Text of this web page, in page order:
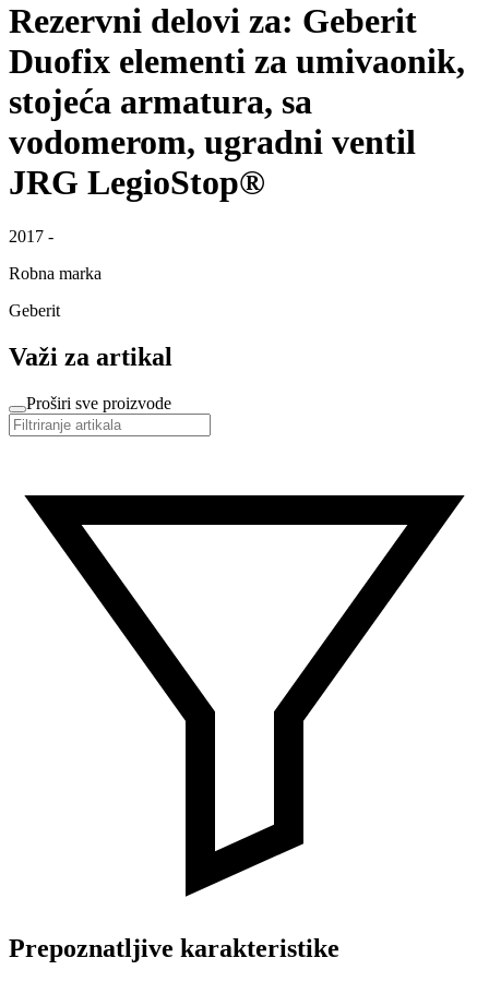
Rezervni delovi za: Geberit
Duofix elementi za umivaonik,
stojeća armatura, sa
vodomerom, ugradni ventil
JRG LegioStop®
2017 -
Robna marka
Geberit
Važi za artikal
Proširi sve proizvode
Prepoznatljive karakteristike